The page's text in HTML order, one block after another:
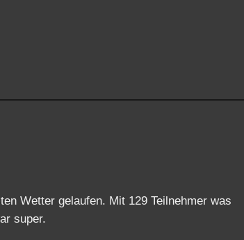
Wetter gelaufen. Mit 129 Teilnehmer was
super.